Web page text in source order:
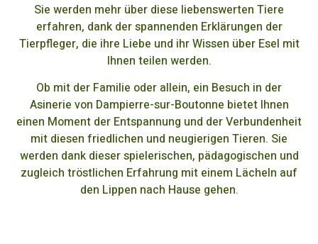
Sie werden mehr über diese liebenswerten Tiere
erfahren, dank der spannenden Erklärungen der
Tierpfleger, die ihre Liebe und ihr Wissen über Esel mit
Ihnen teilen werden.
Ob mit der Familie oder allein, ein Besuch in der
Asinerie von Dampierre-sur-Boutonne bietet Ihnen
einen Moment der Entspannung und der Verbundenheit
mit diesen friedlichen und neugierigen Tieren. Sie
werden dank dieser spielerischen, pädagogischen und
zugleich tröstlichen Erfahrung mit einem Lächeln auf
den Lippen nach Hause gehen.